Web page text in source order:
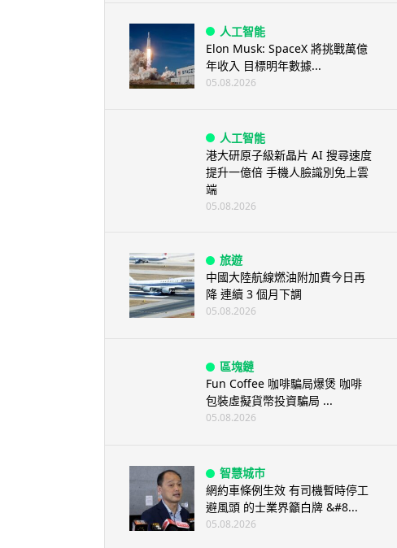
人工智能
Elon Musk: SpaceX 將挑戰萬億
年收入 目標明年數據...
05.08.2026
人工智能
港大研原子級新晶片 AI 搜尋速度
提升一億倍 手機人臉識別免上雲
端
05.08.2026
旅遊
中國大陸航線燃油附加費今日再
降 連續 3 個月下調
05.08.2026
區塊鏈
Fun Coffee 咖啡騙局爆煲 咖啡
包裝虛擬貨幣投資騙局 ...
05.08.2026
智慧城市
網約車條例生效 有司機暫時停工
避風頭 的士業界籲白牌 &#8...
05.08.2026